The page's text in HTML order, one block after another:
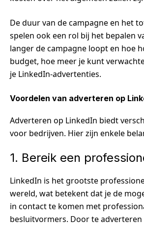
De duur van de campagne en het
spelen ook een rol bij het bepalen
langer de campagne loopt en hoe
budget, hoe meer je kunt
je LinkedIn-advertenties.
Voordelen van adverteren op
Adverteren op LinkedIn biedt
voor bedrijven. Hier zijn enkele
1. Bereik een
LinkedIn is het grootste
wereld, wat betekent dat je de
in contact te komen met
besluitvormers. Door te